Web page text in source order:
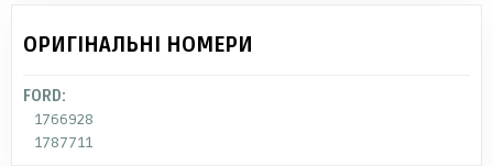
ОРИГІНАЛЬНІ НОМЕРИ
FORD:
1766928
1787711